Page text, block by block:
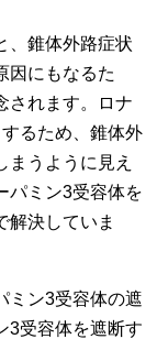
、錐体外路症状
因にもなるた
されます。ロナ
るため、錐体外
まうように見え
パミン3受容体を
解決していま
ミン3受容体の遮
3受容体を遮断す